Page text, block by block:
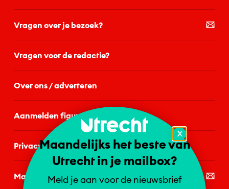
Vragen over je bezoek?
Vragen voor de redactie?
Over ons / adverteren
Aanmelden figurant
Privacystatement
Mail de redactie
X
Maandelijks het beste van
Utrecht in je mailbox?
Meld je aan voor de nieuwsbrief